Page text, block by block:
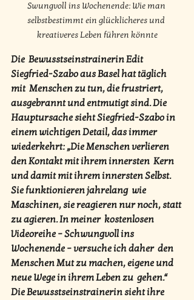
Swungvoll ins Wochenende: Wie man
selbstbestimmt ein glücklicheres und
kreativeres Leben führen könnte
Die  Bewusstseinstrainerin Edit
Siegfried-Szabo aus Basel hat täglich
mit  Menschen zu tun, die frustriert,
ausgebrannt und entmutigt sind. Die
Hauptursache sieht Siegfried-Szabo in
einem wichtigen Detail, das immer
wiederkehrt: „Die Menschen verlieren
den Kontakt mit ihrem innersten  Kern
und damit mit ihrem innersten Selbst.
Sie funktionieren jahrelang  wie
Maschinen, sie reagieren nur noch, statt
zu agieren. In meiner  kostenlosen
Videoreihe – Schwungvoll ins
Wochenende – versuche ich daher  den
Menschen Mut zu machen, eigene und
neue Wege in ihrem Leben zu  gehen.“
Die Bewusstseinstrainerin sieht ihre